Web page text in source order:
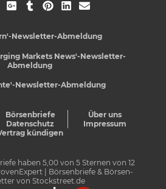
Newsletter-Abmeldung
Markets News'-Newsletter-
Abmeldung
Newsletter-Abmeldung
Börsenbriefe
Über uns
Datenschutz
Impressum
kündigen
haben 5,00von 5Sternen von 12
| Börsenbriefe & Börsen-
von Stockstreet.de